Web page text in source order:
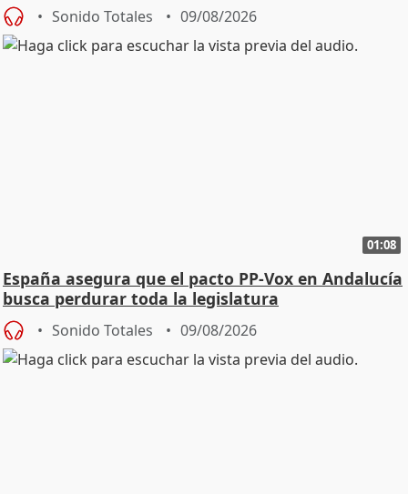
Sonido Totales 09/08/2026
01:08
España asegura que el pacto PP-Vox en Andalucía
busca perdurar toda la legislatura
Sonido Totales 09/08/2026